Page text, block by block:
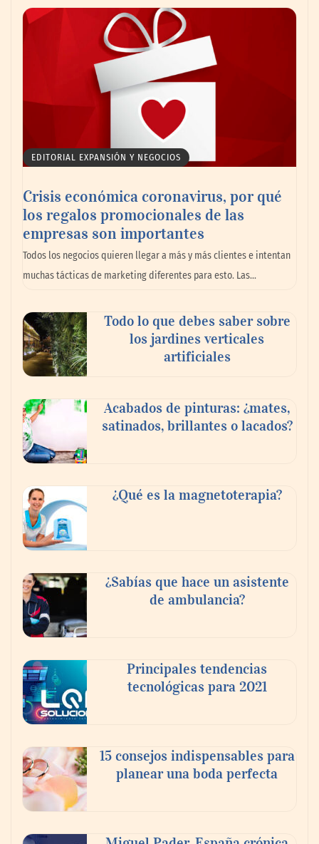
impulsando la colaboración en el sector
La omnicanalidad redefine la forma de
planear viajes en México
buscan proyectar talento mexicano y
fortalecer el turismo médico
En el Día de la Cerveza, Grupo Modelo
mundo elige para reunirse: 7 de cada 10 la
escogen
compromiso para el eclipse solar del 12 de
EDITORIAL EXPANSIÓN Y NEGOCIOS
Crisis económica coronavirus, por qué
los regalos promocionales de las
empresas son importantes
Todos los negocios quieren llegar a más y más clientes e intentan
muchas tácticas de marketing diferentes para esto. Las…
Todo lo que debes saber sobre
los jardines verticales
artificiales
Acabados de pinturas: ¿mates,
satinados, brillantes o lacados?
¿Qué es la magnetoterapia?
¿Sabías que hace un asistente
de ambulancia?
Principales tendencias
tecnológicas para 2021
15 consejos indispensables para
planear una boda perfecta